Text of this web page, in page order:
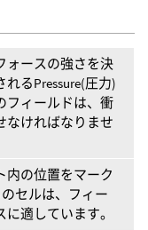
ォースの強さを決
るPressure(圧力)
フィールドは、衝
なければなりませ
内の位置をマーク
のセルは、フィー
適しています。